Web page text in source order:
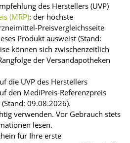
des Herstellers (UVP)
(MRP): der höchste
Preisvergleichsseite
Produkt ausweist (Stand:
können sich zwischenzeitlich
der Versandapotheken
die UVP des Herstellers
den MediPreis-Referenzpreis
09.08.2026).
verwenden. Vor Gebrauch stets
lesen.
für Ihre erste